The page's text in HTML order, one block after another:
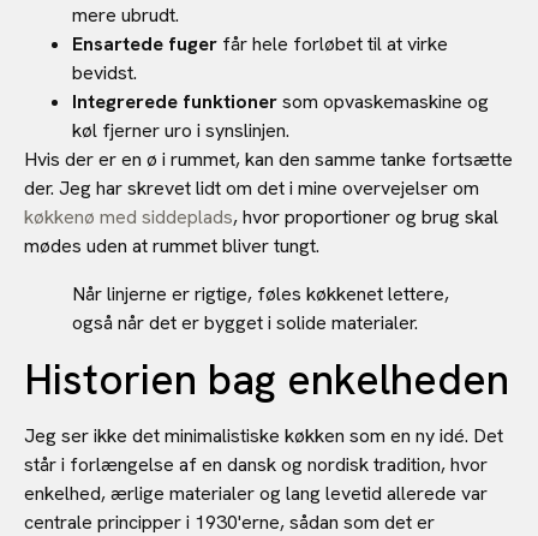
mere ubrudt.
Ensartede fuger får hele forløbet til at virke
bevidst.
Integrerede funktionersom opvaskemaskine og
køl fjerner uro i synslinjen.
Hvis der er en ø i rummet, kan den samme tanke fortsætte
der. Jeg har skrevet lidt om det i mine overvejelser om
køkkenø med siddeplads, hvor proportioner og brug skal
mødes uden at rummet bliver tungt.
Når linjerne er rigtige, føles køkkenet lettere,
også når det er bygget i solide materialer.
Historien bag enkelheden
Jeg ser ikke det minimalistiske køkken som en ny idé. Det
står i forlængelse af en dansk og nordisk tradition, hvor
enkelhed, ærlige materialer og lang levetid allerede var
centrale principper i 1930'erne, sådan som det er